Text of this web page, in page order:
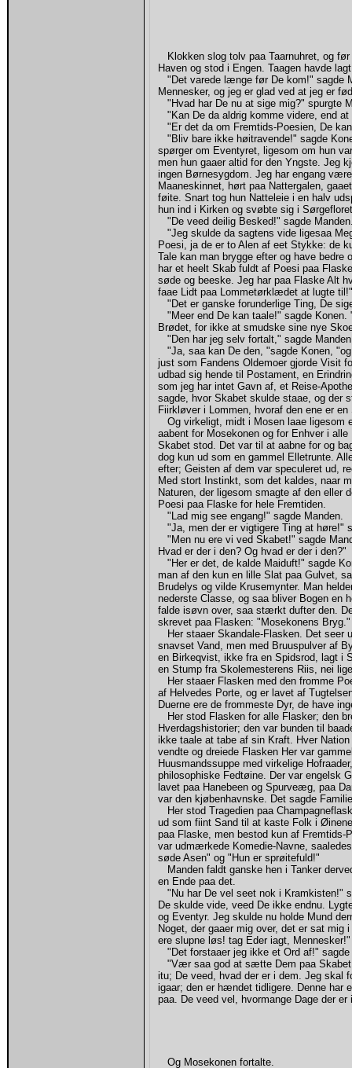
Klokken slog tolv paa Taarnuhret, og
Haven og stod i Engen. Taagen havde
"Det varede længe før De kom!" sagde
Mennesker, og jeg er glad ved at jeg er
"Hvad har De nu at sige mig?" spurgte
"Kan De da aldrig komme videre, end
"Er det da om Fremtids-Poesien, De
"Bliv bare ikke høitravende!" sagde
spørger om Eventyret, ligesom om hun
men hun gaaer altid for den Yngste. Jeg
ingen Børnesygdom. Jeg har engang
Maaneskinnet, hørt paa Nattergalen,
føite. Snart tog hun Natteleie i en halv
hun ind i Kirken og svøbte sig i
"De veed deilig Besked!" sagde
"Jeg skulde da sagtens vide ligesaa
Poesi, ja de er to Alen af eet Stykke: de
Tale kan man brygge efter og have
har et heelt Skab fuldt af Poesi paa
søde og beeske. Jeg har paa Flaske Alt
faae Lidt paa Lommetørklædet at lugte til!"
"Det er ganske forunderlige Ting, De
"Meer end De kan taale!" sagde Konen.
Brødet, for ikke at smudske sine nye
"Den har jeg selv fortalt," sagde
"Ja, saa kan De den, "sagde Konen,
just som Fandens Oldemoer gjorde Visit
udbad sig hende til Postament, en
som jeg har intet Gavn af, et Reise-
sagde, hvor Skabet skulde staae, og der
Fiirkløver i Lommen, hvoraf den ene er
Og virkeligt, midt i Mosen laae ligesom
aabent for Mosekonen og for Enhver i
Skabet stod. Det var til at aabne for og
dog kun ud som en gammel Elletrunte.
efter; Geisten af dem var speculeret ud,
Med stort Instinkt, som det kaldes, naar
Naturen, der ligesom smagte af den
Poesi paa Flaske for hele Fremtiden.
"Lad mig see engang!" sagde Manden.
"Ja, men der er vigtigere Ting at høre!"
"Men nu ere vi ved Skabet!" sagde
Hvad er der i den? Og hvad er der i den?"
"Her er det, de kalde Maiduft!" sagde
man af den kun en lille Slat paa Gulvet,
Brudelys og vilde Krusemynter. Man
nederste Classe, og saa bliver Bogen en
falde isøvn over, saa stærkt dufter den.
skrevet paa Flasken: "Mosekonens Bryg."
Her staaer Skandale-Flasken. Det seer
snavset Vand, men med Bruuspulver af
en Birkeqvist, ikke fra en Spidsrod, lagt i
en Stump fra Skolemesterens Riis, nei
Her staaer Flasken med den fromme
af Helvedes Porte, og er lavet af
Duerne ere de frommeste Dyr, de have
Her stod Flasken for alle Flasker; den
Hverdagshistorier; den var bunden til
ikke taale at tabe af sin Kraft. Hver
vendte og dreiede Flasken Her var
Huusmandssuppe med virkelige
philosophiske Fedtøine. Der var engelsk
lavet paa Hanebeen og Spurveæg, paa
var den kjøbenhavnske. Det sagde
Her stod Tragedien paa
ud som fiint Sand til at kaste Folk i
paa Flaske, men bestod kun af
var udmærkede Komedie-Navne,
søde Asen" og "Hun er sprøitefuld!"
Manden faldt ganske hen i Tanker
en Ende paa det.
"Nu har De vel seet nok i Kramkisten!"
De skulde vide, veed De ikke endnu.
og Eventyr. Jeg skulde nu holde Mund
Noget, der gaaer mig over, det er sat
ere slupne løs! tag Eder iagt, Mennesker!"
"Det forstaaer jeg ikke et Ord af!" sagde
"Vær saa god at sætte Dem paa
itu; De veed, hvad der er i dem. Jeg skal
igaar; den er hændet tidligere. Denne har
paa. De veed vel, hvormange Dage der er
Og Mosekonen fortalte.